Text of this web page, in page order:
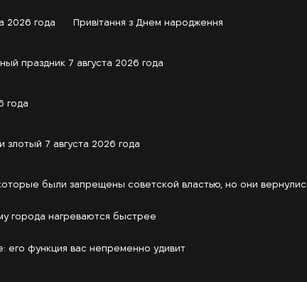
2026 года Привітання з Днем народження
праздник 7 августа 2026 года
года
злотый 7 августа 2026 года
были запрещены советской властью, но они
города нагреваются быстрее
его функция вас непременно удивит